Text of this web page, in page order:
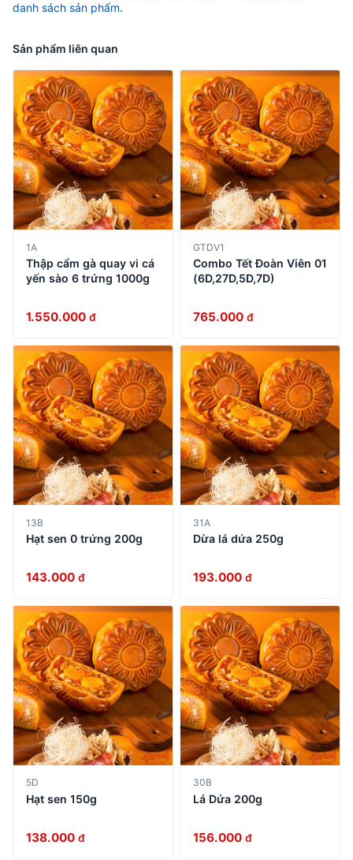
danh sách sản phẩm.
Sản phẩm liên quan
1A
Thập cẩm gà quay vi cá
yến sào 6 trứng 1000g
1.550.000 đ
GTDV1
Combo Tết Đoàn Viên 01
(6D,27D,5D,7D)
765.000 đ
13B
Hạt sen 0 trứng 200g
143.000 đ
31A
Dừa lá dứa 250g
193.000 đ
5D
Hạt sen 150g
138.000 đ
30B
Lá Dứa 200g
156.000 đ